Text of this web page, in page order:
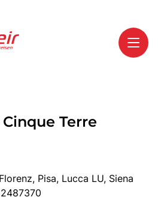
Terre
Pisa, Lucca LU, Siena
2487370